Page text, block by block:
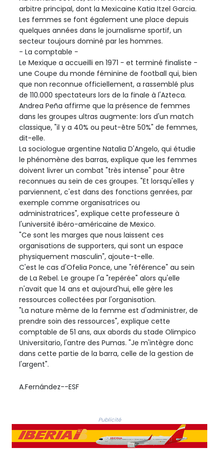
arbitre principal, dont la Mexicaine Katia Itzel Garcia.
Les femmes se font également une place depuis
quelques années dans le journalisme sportif, un
secteur toujours dominé par les hommes.
- La comptable -
Le Mexique a accueilli en 1971 - et terminé finaliste -
une Coupe du monde féminine de football qui, bien
que non reconnue officiellement, a rassemblé plus
de 110.000 spectateurs lors de la finale à l'Azteca.
Andrea Peña affirme que la présence de femmes
dans les groupes ultras augmente: lors d'un match
classique, "il y a 40% ou peut-être 50%" de femmes,
dit-elle.
La sociologue argentine Natalia D'Angelo, qui étudie
le phénomène des barras, explique que les femmes
doivent livrer un combat "très intense" pour être
reconnues au sein de ces groupes. "Et lorsqu'elles y
parviennent, c'est dans des fonctions genrées, par
exemple comme organisatrices ou
administratrices", explique cette professeure à
l'université ibéro-américaine de Mexico.
"Ce sont les marges que nous laissent ces
organisations de supporters, qui sont un espace
physiquement masculin", ajoute-t-elle.
C'est le cas d'Ofelia Ponce, une "référence" au sein
de La Rebel. Le groupe l'a "repérée" alors qu'elle
n'avait que 14 ans et aujourd'hui, elle gère les
ressources collectées par l'organisation.
"La nature même de la femme est d'administrer, de
prendre soin des ressources", explique cette
comptable de 51 ans, aux abords du stade Olimpico
Universitario, l'antre des Pumas. "Je m'intègre donc
dans cette partie de la barra, celle de la gestion de
l'argent".
A.Fernández--ESF
Publicité